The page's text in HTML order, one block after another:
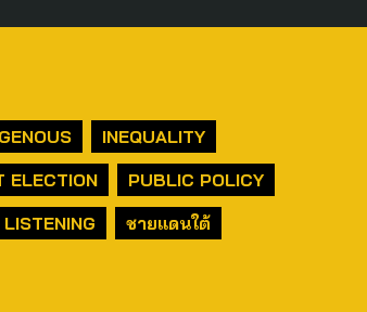
INEQUALITY
ELECTION
PUBLIC POLICY
ชายแดนใต้